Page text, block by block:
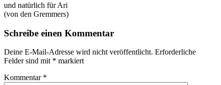
und natürlich für Ari
(von den Gremmers)
Schreibe einen Kommentar
Deine E-Mail-Adresse wird nicht veröffentlicht. Erforderliche
Felder sind mit * markiert
Kommentar *